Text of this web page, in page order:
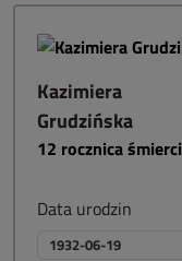
Kazimiera
Grudzińska
12 rocznica śmierci
Data urodzin
1932-06-19